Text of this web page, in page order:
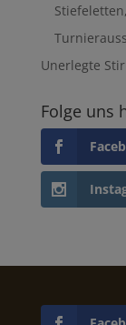
Unerlegte
Folge uns